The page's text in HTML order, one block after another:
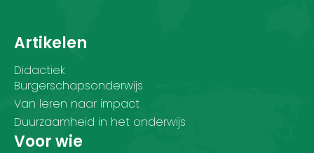
Artikelen
Didactiek
Burgerschapsonderwijs
Van leren naar impact
Duurzaamheid in het onderwijs
Voor wie